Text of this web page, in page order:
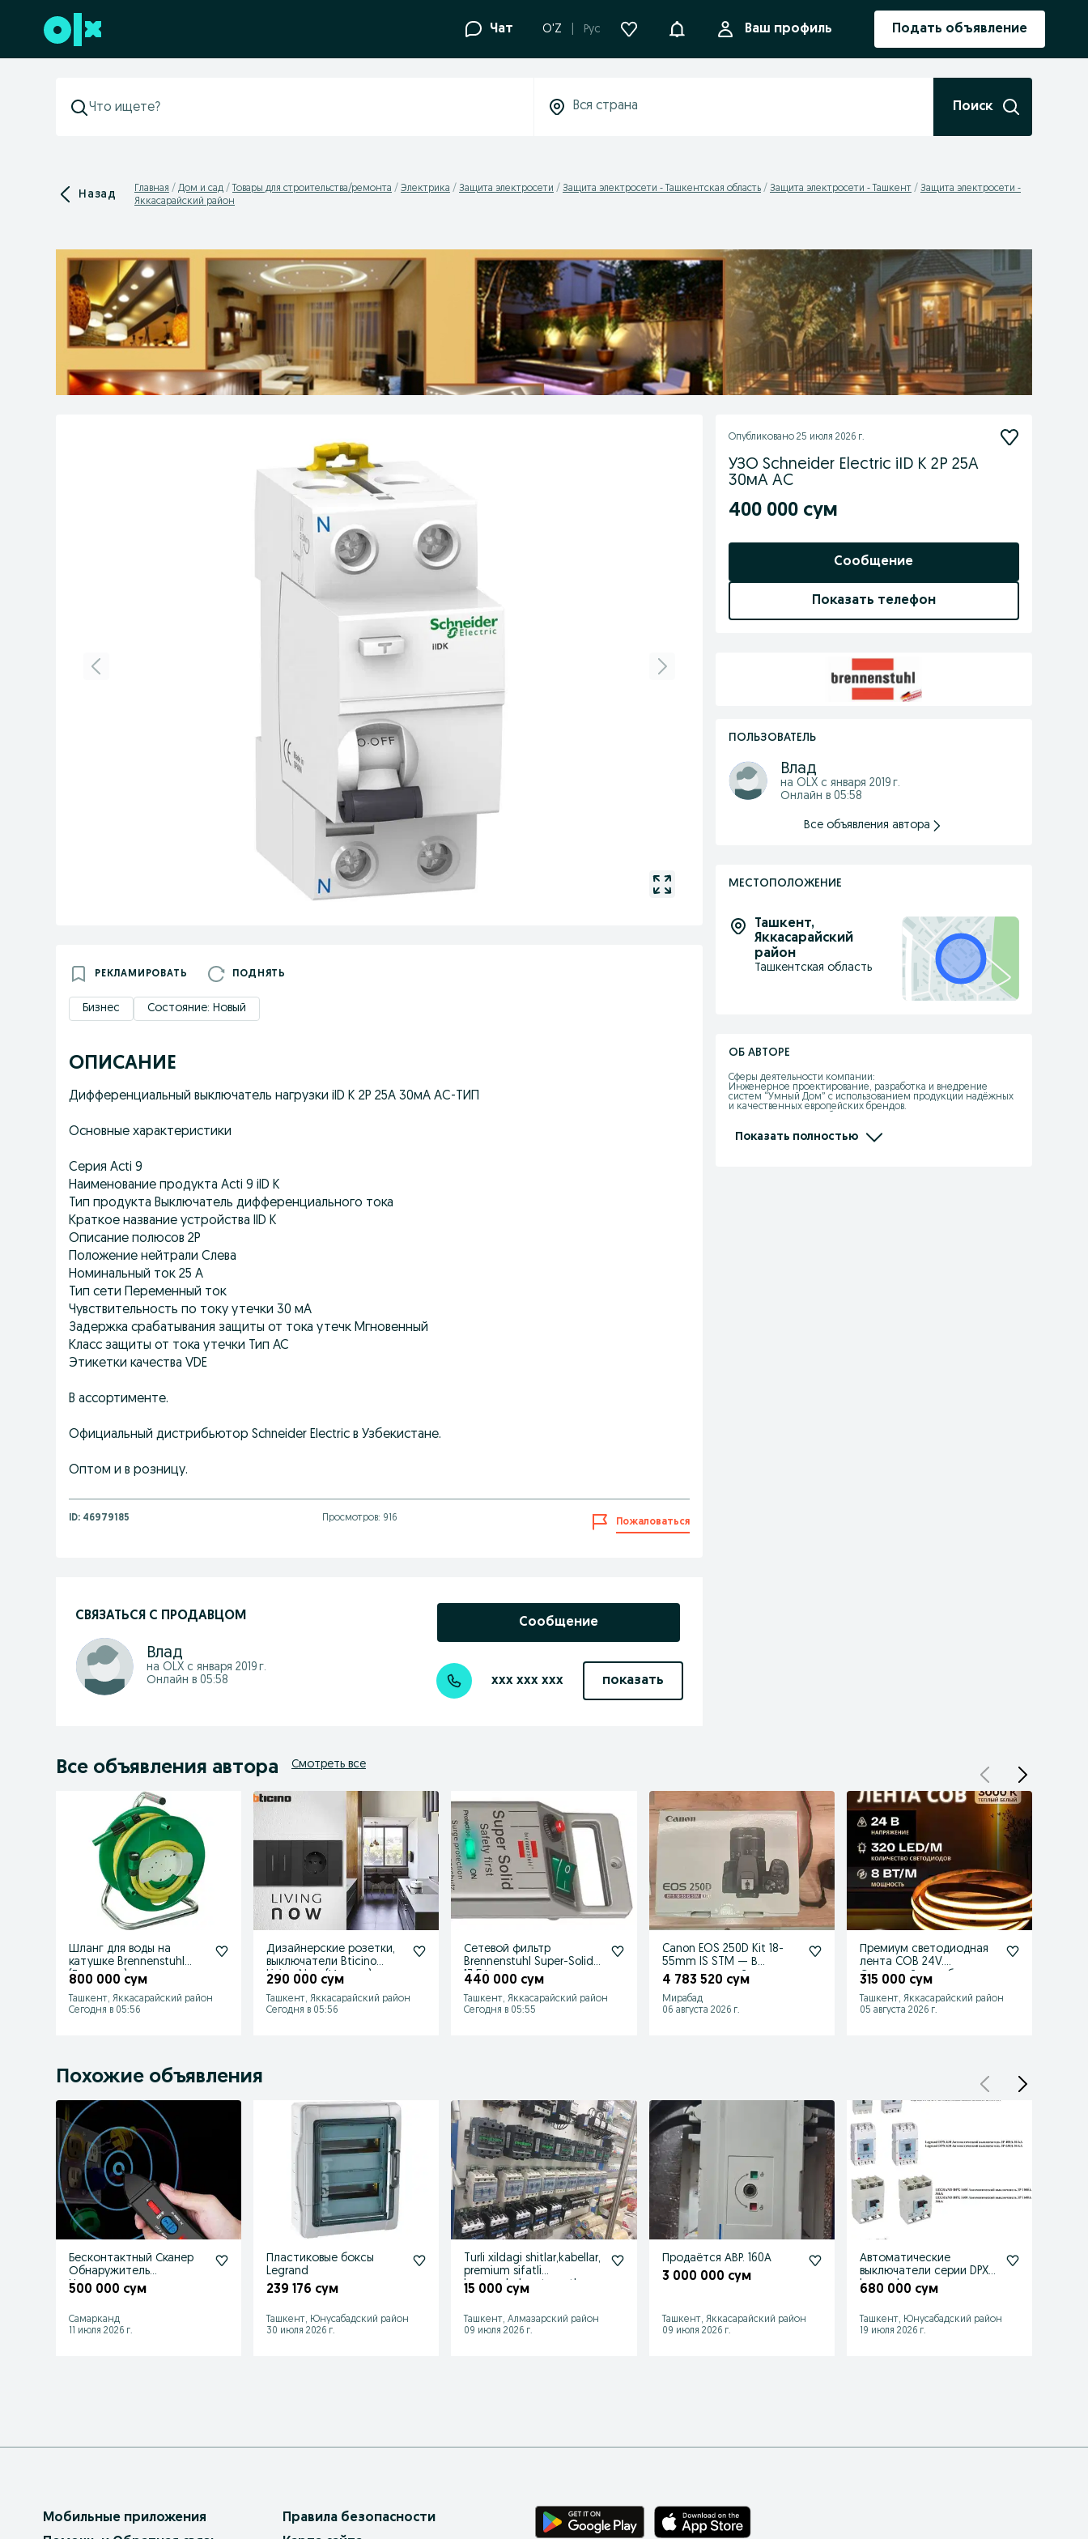
Перейти к нижнему колонтитулу Чат O'Z Рус УведомленияВаш профиль Подать объявление
Поиск
Назад Главная Дом и сад Товары для строительства/ремонта Электрика Защита электросети Защита электросети - Ташкентская область Защита электросети - Ташкент
Защита электросети -
Яккасарайский район
РЕКЛАМИРОВАТЬ ПОДНЯТЬ
Бизнес Состояние: Новый
ОПИСАНИЕ
Дифференциальный выключатель нагрузки iID K 2P 25A 30мА AC-ТИП
Основные характеристики
Серия Acti 9
Наименование продукта Acti 9 iID K
Тип продукта Выключатель дифференциального тока
Краткое название устройства IID K
Описание полюсов 2P
Положение нейтрали Слева
Номинальный ток 25 A
Тип сети Переменный ток
Чувствительность по току утечки 30 мА
Задержка срабатывания защиты от тока утечк Мгновенный
Класс защиты от тока утечки Тип АС
Этикетки качества VDE
В ассортименте.
Официальный дистрибьютор Schneider Electric в Узбекистане.
Оптом и в розницу.
ID: 46979185 Просмотров: 916 Пожаловаться
СВЯЗАТЬСЯ С ПРОДАВЦОМ
Влад
на OLX с января 2019 г.
Онлайн в 05:58
Сообщение
xxx xxx xxx показать
Опубликовано 25 июля 2026 г.
УЗО Schneider Electric iID K 2P 25A
30мА AC
400 000 сум
Сообщение
Показать телефон
ПОЛЬЗОВАТЕЛЬ
Влад
на OLX с января 2019 г.
Онлайн в 05:58
Все объявления автора
МЕСТОПОЛОЖЕНИЕ
Ташкент,
Яккасарайский
район
Ташкентская область
ОБ АВТОРЕ
Сферы деятельности компании:
Инженерное проектирование, разработка и внедрение
систем “Умный Дом” с использованием продукции надёжных
и качественных европейских брендов.
- Legrand (Франция)
Показать полностью
Все объявления автора Смотреть все
Шланг для воды на
катушке Brennenstuhl
(Германия)
800 000 сум
Ташкент, Яккасарайский район
Сегодня в 05:56
Дизайнерские розетки,
выключатели Bticino
Living Now (Италия)
290 000 сум
Ташкент, Яккасарайский район
Сегодня в 05:56
Сетевой фильтр
Brennenstuhl Super-Solid.
13.5А
440 000 сум
Ташкент, Яккасарайский район
Сегодня в 05:55
Canon EOS 250D Kit 18-
55mm IS STM — В
идеале, полный
4 783 520 сум
Мирабад
06 августа 2026 г.
Премиум светодиодная
лента COB 24V.
Сплошной свет без
315 000 сум
Ташкент, Яккасарайский район
05 августа 2026 г.
Похожие объявления
Бесконтактный Сканер
Обнаружитель
Напряжения
500 000 сум
Самарканд
11 июля 2026 г.
Пластиковые боксы
Legrand
239 176 сум
Ташкент, Юнусабадский район
30 июля 2026 г.
Turli xildagi shitlar,kabellar,
premium sifatli
hamyonbob avtamatlar
15 000 сум
Ташкент, Алмазарский район
09 июля 2026 г.
Продаётся АВР. 160А
3 000 000 сум
Ташкент, Яккасарайский район
09 июля 2026 г.
Автоматические
выключатели серии DPX3
legrand.
680 000 сум
Ташкент, Юнусабадский район
19 июля 2026 г.
Мобильные приложения
Правила безопасности